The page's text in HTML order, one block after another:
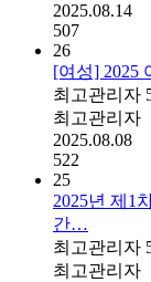
2025.08.14
507
26
[여성] 2025
최고관리자
최고관리자
2025.08.08
522
25
2025년 제1
간…
최고관리자
최고관리자